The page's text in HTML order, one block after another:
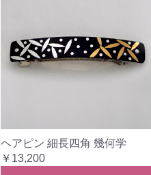
ヘアピン 細長四角 幾何学
￥13,200